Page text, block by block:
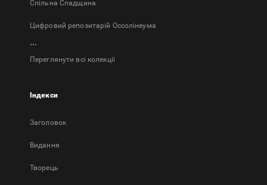
Спільна Спадщина
Цифровий репозитарій Оссолінеума
...
Переглянути всі колекції
Індекси
Заголовок
Bидання
Творець